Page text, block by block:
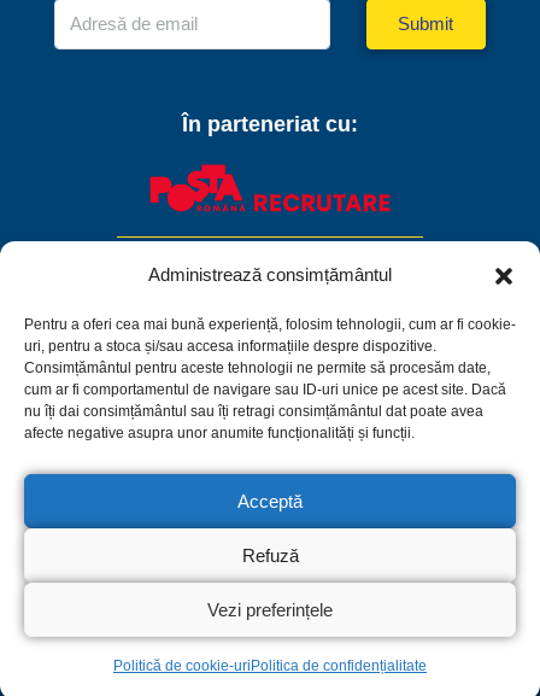
Administrează consimțământul
Pentru a oferi cea mai bună experiență, folosim tehnologii, cum ar fi cookie-
uri, pentru a stoca și/sau accesa informațiile despre dispozitive.
Consimțământul pentru aceste tehnologii ne permite să procesăm date,
cum ar fi comportamentul de navigare sau ID-uri unice pe acest site. Dacă
nu îți dai consimțământul sau îți retragi consimțământul dat poate avea
afecte negative asupra unor anumite funcționalități și funcții.
Acceptă
Refuză
Vezi preferințele
Politică de cookie-uri Politica de confidențialitate
Submit
În parteneriat cu:
Facebook Linkedin Instagram
Politica de confidențialitate
Termeni și condiții
Politică de cookie-uri
© 2026 C.N. Poșta Română S.A.